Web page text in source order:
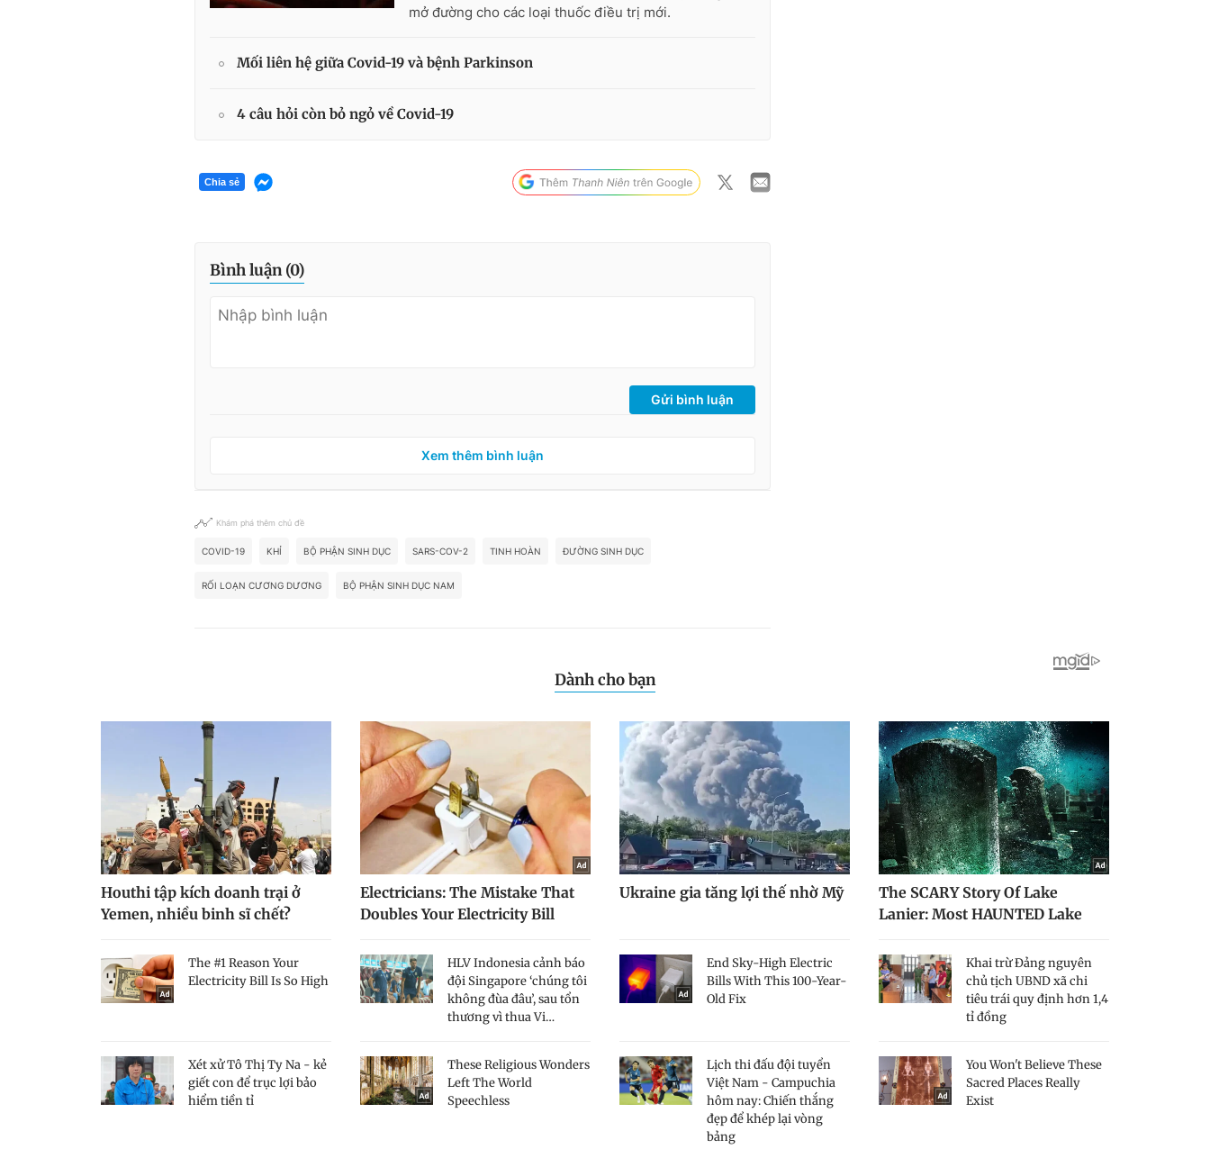
mở đường cho các loại thuốc điều trị mới.
Mối liên hệ giữa Covid-19 và bệnh Parkinson
4 câu hỏi còn bỏ ngỏ về Covid-19
Chia sẻ
Bình luận (0)
Gửi bình luận
Xem thêm bình luận
Khám phá thêm chủ đề
COVID-19 KHỈ BỘ PHẬN SINH DỤC SARS-COV-2 TINH HOÀN ĐƯỜNG SINH DỤC
RỐI LOẠN CƯƠNG DƯƠNG BỘ PHẬN SINH DỤC NAM